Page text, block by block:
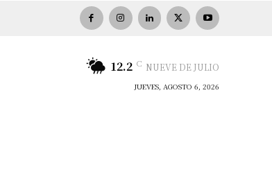
12.2 C NUEVE DE JULIO
JUEVES, AGOSTO 6, 2026